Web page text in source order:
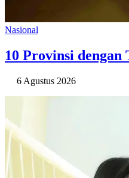
Nasional
10 Provinsi
6 Agustus 2026